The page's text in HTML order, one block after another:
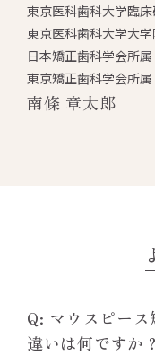
東京医科歯科大学臨
東京医科歯科大学大
日本矯正歯科学会所属
東京矯正歯科学会所属
南條 章太郎
Q: マウスピー
違いは何ですか？